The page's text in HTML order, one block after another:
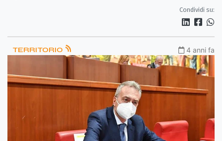
Condividi su:
TERRITORIO 4 anni fa